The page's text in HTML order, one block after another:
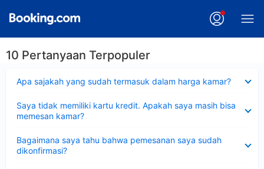
10 Pertanyaan Terpopuler
Apa sajakah yang sudah termasuk dalam harga kamar?
Saya tidak memiliki kartu kredit. Apakah saya masih bisa
memesan kamar?
Bagaimana saya tahu bahwa pemesanan saya sudah
dikonfirmasi?